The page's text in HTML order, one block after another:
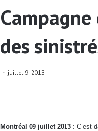
des
juillet 9, 2013
Montréal 09 juillet 2013 : C’est